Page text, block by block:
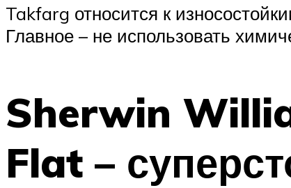
Takfarg относится к
Главное – не использовать
Sherwin
Flat –